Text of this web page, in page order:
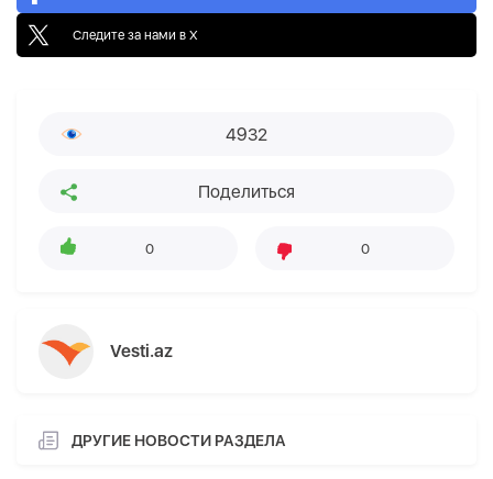
Следите за нами в X
4932
Поделиться
0 0
Vesti.az
ДРУГИЕ НОВОСТИ РАЗДЕЛА